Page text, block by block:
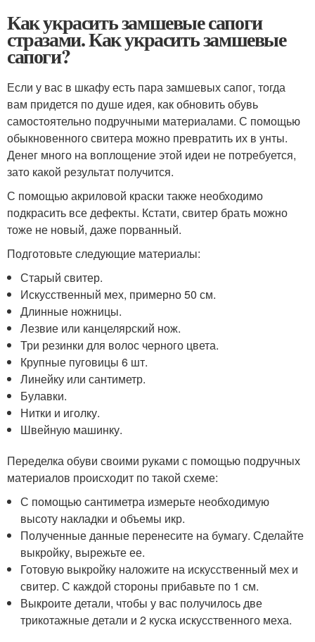
Как украсить замшевые сапоги
стразами. Как украсить замшевые
сапоги?
Если у вас в шкафу есть пара замшевых сапог, тогда
вам придется по душе идея, как обновить обувь
самостоятельно подручными материалами. С помощью
обыкновенного свитера можно превратить их в унты.
Денег много на воплощение этой идеи не потребуется,
зато какой результат получится.
С помощью акриловой краски также необходимо
подкрасить все дефекты. Кстати, свитер брать можно
тоже не новый, даже порванный.
Подготовьте следующие материалы:
Старый свитер.
Искусственный мех, примерно 50 см.
Длинные ножницы.
Лезвие или канцелярский нож.
Три резинки для волос черного цвета.
Крупные пуговицы 6 шт.
Линейку или сантиметр.
Булавки.
Нитки и иголку.
Швейную машинку.
Переделка обуви своими руками с помощью подручных
материалов происходит по такой схеме:
С помощью сантиметра измерьте необходимую
высоту накладки и объемы икр.
Полученные данные перенесите на бумагу. Сделайте
выкройку, вырежьте ее.
Готовую выкройку наложите на искусственный мех и
свитер. С каждой стороны прибавьте по 1 см.
Выкроите детали, чтобы у вас получилось две
трикотажные детали и 2 куска искусственного меха.